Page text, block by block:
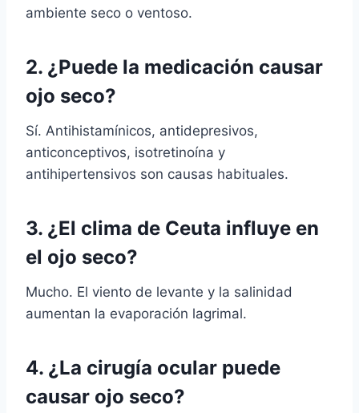
ambiente seco o ventoso.
2. ¿Puede la medicación causar
ojo seco?
Sí. Antihistamínicos, antidepresivos,
anticonceptivos, isotretinoína y
antihipertensivos son causas habituales.
3. ¿El clima de Ceuta influye en
el ojo seco?
Mucho. El viento de levante y la salinidad
aumentan la evaporación lagrimal.
4. ¿La cirugía ocular puede
causar ojo seco?